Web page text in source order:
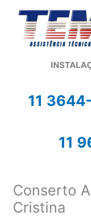
conteúdo
11
11
Conserto
Cristina